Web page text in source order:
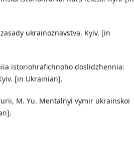
ukrainoznavstva. Kyiv. [in
istoriohrafichnoho doslidzhennia:
[in Ukrainian].
M. Yu. Mentalnyi vymir ukrainskoi